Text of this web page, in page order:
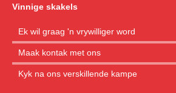
Vinnige skakels
Ek wil graag 'n vrywilliger word
Maak kontak met ons
Kyk na ons verskillende kampe